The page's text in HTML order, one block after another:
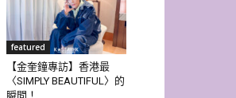
featured
【金奎鐘專訪】香港最
〈SIMPLY BEAUTIFUL〉的
瞬間！